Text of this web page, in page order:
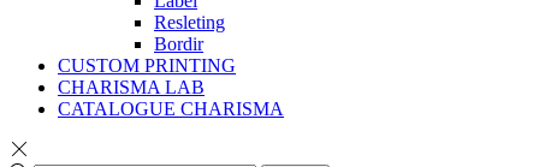
Resleting
Bordir
CUSTOM PRINTING
CHARISMA LAB
CATALOGUE CHARISMA